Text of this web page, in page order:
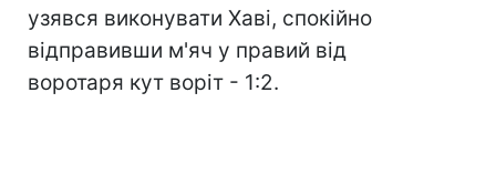
узявся виконувати Хаві, спокійно
відправивши м'яч у правий від
воротаря кут воріт - 1:2.